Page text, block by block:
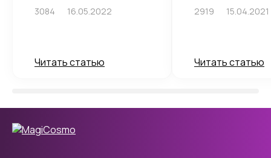
3084 16.05.2022
Читать статью
2919 15.04.2021
Читать статью